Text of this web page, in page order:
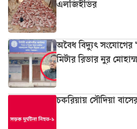
এলজিইডির
অবৈধ বিদ্যুৎ সংযোগের
মিটার রিডার নুর
চকরিয়ায় সৌদিয়া